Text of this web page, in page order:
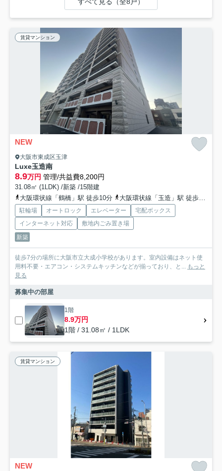
賃貸マンション
NEW
大阪市東成区玉津
Luxe玉造南
8.9万円 管理/共益費8,200円
31.08㎡ (1LDK) /新築 /15階建
大阪環状線「鶴橋」駅 徒歩10分
大阪環状線「玉造」駅 徒歩10分
駐輪場 オートロック エレベーター
宅配ボックス
インターネット対応
敷地内ごみ置き場
新築
徒歩7分の場所に大阪市立大成小学校があります。室内設備はネット使
用料不要・エアコン・システムキッチンなどが揃っており、と... もっと
見る
募集中の部屋
1階
8.9万円
1階 / 31.08㎡ / 1LDK
賃貸マンション
NEW